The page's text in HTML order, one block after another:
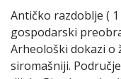
Antičko razdoblje (
gospodarski
Arheološki dokazi o
siromašniji.